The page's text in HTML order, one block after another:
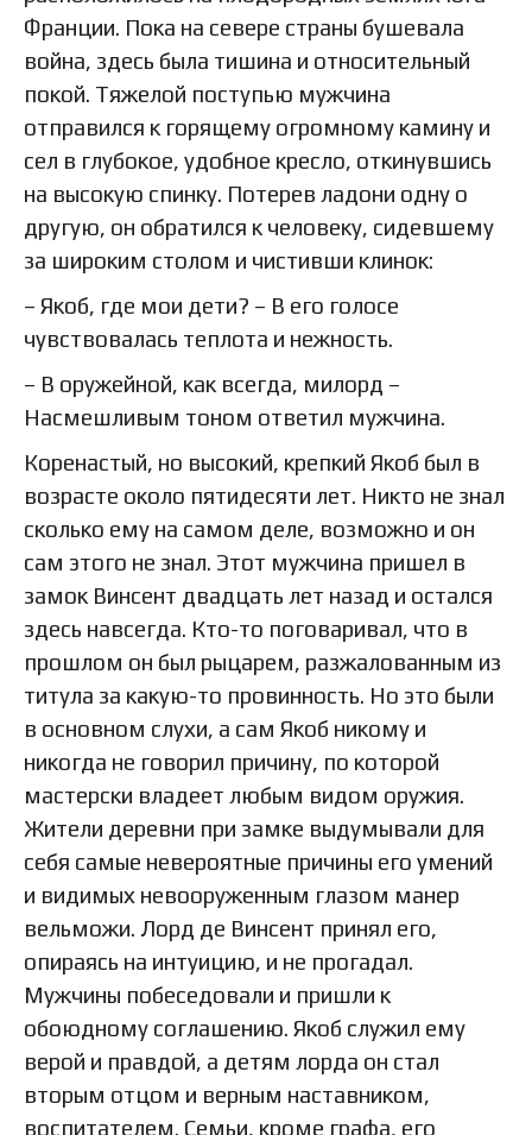
Франции. Пока на севере страны бушевала
война, здесь была тишина и относительный
покой. Тяжелой поступью мужчина
отправился к горящему огромному камину и
сел в глубокое, удобное кресло, откинувшись
на высокую спинку. Потерев ладони одну о
другую, он обратился к человеку, сидевшему
за широким столом и чистивши клинок:
– Якоб, где мои дети? – В его голосе
чувствовалась теплота и нежность.
– В оружейной, как всегда, милорд –
Насмешливым тоном ответил мужчина.
Коренастый, но высокий, крепкий Якоб был в
возрасте около пятидесяти лет. Никто не знал
сколько ему на самом деле, возможно и он
сам этого не знал. Этот мужчина пришел в
замок Винсент двадцать лет назад и остался
здесь навсегда. Кто-то поговаривал, что в
прошлом он был рыцарем, разжалованным из
титула за какую-то провинность. Но это были
в основном слухи, а сам Якоб никому и
никогда не говорил причину, по которой
мастерски владеет любым видом оружия.
Жители деревни при замке выдумывали для
себя самые невероятные причины его умений
и видимых невооруженным глазом манер
вельможи. Лорд де Винсент принял его,
опираясь на интуицию, и не прогадал.
Мужчины побеседовали и пришли к
обоюдному соглашению. Якоб служил ему
верой и правдой, а детям лорда он стал
вторым отцом и верным наставником,
воспитателем. Семьи, кроме графа, его